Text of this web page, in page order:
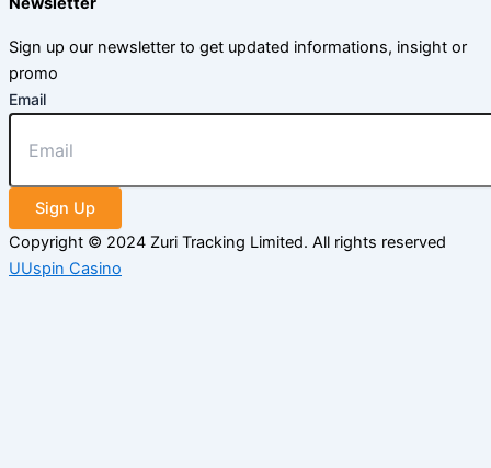
Sign up our newsletter to get updated informations, insight or
promo
Email
Sign Up
Copyright © 2024 Zuri Tracking Limited. All rights reserved
UUspin Casino